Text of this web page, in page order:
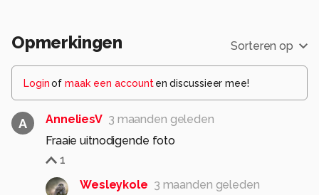
Opmerkingen Sorteren op
Loginof maak een account en discussieer mee!
A AnneliesV 3 maanden geleden
Fraaie uitnodigende foto
1
Wesleykole 3 maanden geleden